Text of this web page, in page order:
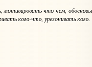
мотивироватьчто чем,
кого-что, урезониватького.